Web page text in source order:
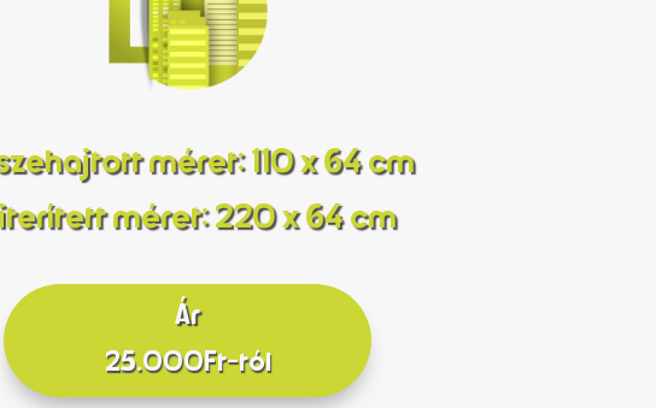
méret: 110 x 64 cm
méret: 220 x 64 cm
Ár
25.000Ft-tól